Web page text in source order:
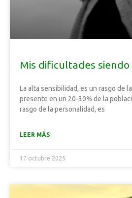
Mis dificultades siendo
La alta sensibilidad, es un rasgo de
presente en un 20-30% de la
rasgo de la personalidad, es
LEER MÁS
17 octubre 2025